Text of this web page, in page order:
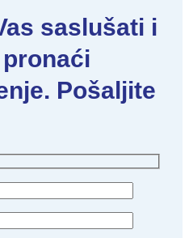
saslušati i
Pošaljite